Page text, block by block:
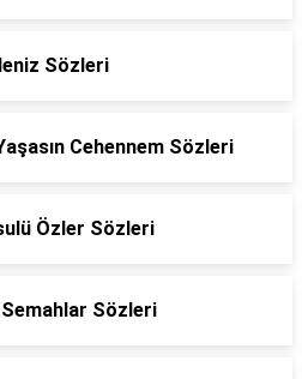
Sözleri
Cehennem Sözleri
Özler Sözleri
Semahlar Sözleri